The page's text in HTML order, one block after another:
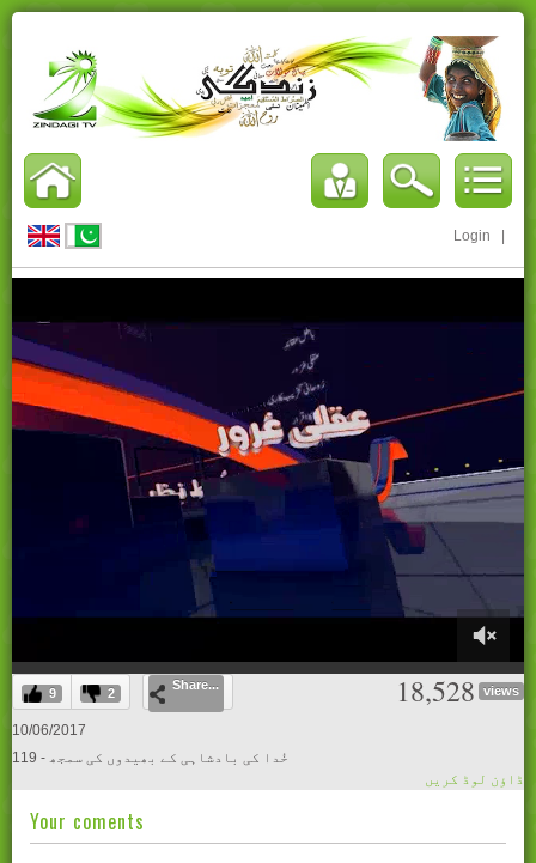
Login
0
of
29
minutes,
9 2
Share... 18,528 views
10/06/2017
119 - خُدا کی بادشاہی کے بھیدوں کی سمجھ
ڈاؤن لوڈ کریں
Your coments